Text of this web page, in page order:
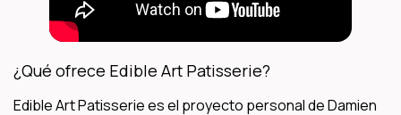
¿Qué ofrece Edible Art Patisserie?
Edible Art Patisserie es el proyecto personal de Damien